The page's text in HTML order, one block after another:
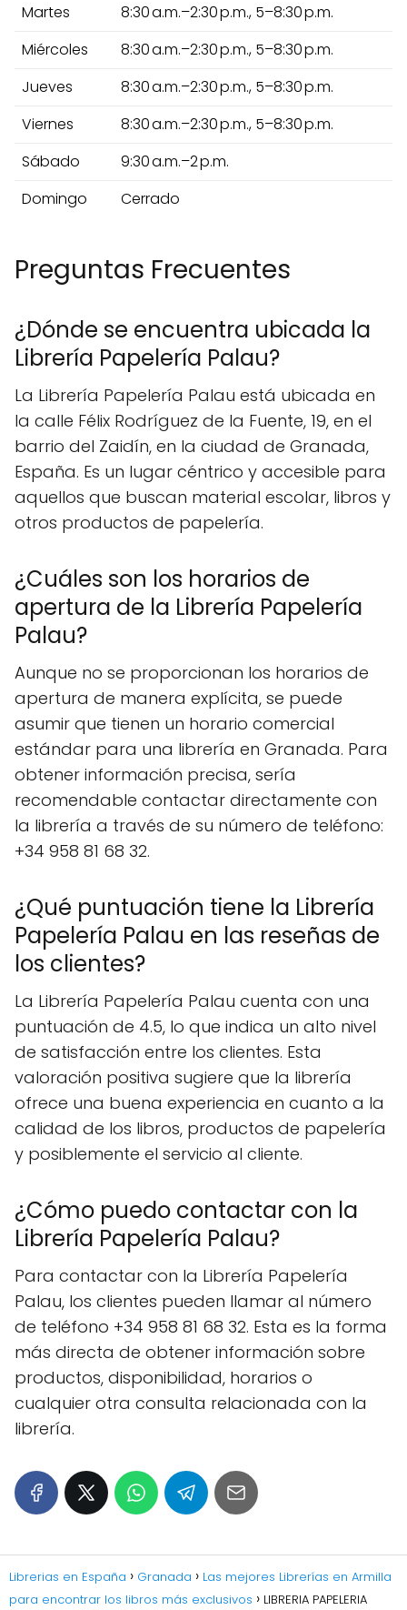
Martes
8:30 a.m.–2:30 p.m., 5–8:30 p.m.
Miércoles
8:30 a.m.–2:30 p.m., 5–8:30 p.m.
Jueves
8:30 a.m.–2:30 p.m., 5–8:30 p.m.
Viernes
8:30 a.m.–2:30 p.m., 5–8:30 p.m.
Sábado
9:30 a.m.–2 p.m.
Domingo
Cerrado
Preguntas Frecuentes
¿Dónde se encuentra ubicada la
Librería Papelería Palau?
La Librería Papelería Palau está ubicada en
la calle Félix Rodríguez de la Fuente, 19, en el
barrio del Zaidín, en la ciudad de Granada,
España. Es un lugar céntrico y accesible para
aquellos que buscan material escolar, libros y
otros productos de papelería.
¿Cuáles son los horarios de
apertura de la Librería Papelería
Palau?
Aunque no se proporcionan los horarios de
apertura de manera explícita, se puede
asumir que tienen un horario comercial
estándar para una librería en Granada. Para
obtener información precisa, sería
recomendable contactar directamente con
la librería a través de su número de teléfono:
+34 958 81 68 32.
¿Qué puntuación tiene la Librería
Papelería Palau en las reseñas de
los clientes?
La Librería Papelería Palau cuenta con una
puntuación de 4.5, lo que indica un alto nivel
de satisfacción entre los clientes. Esta
valoración positiva sugiere que la librería
ofrece una buena experiencia en cuanto a la
calidad de los libros, productos de papelería
y posiblemente el servicio al cliente.
¿Cómo puedo contactar con la
Librería Papelería Palau?
Para contactar con la Librería Papelería
Palau, los clientes pueden llamar al número
de teléfono +34 958 81 68 32. Esta es la forma
más directa de obtener información sobre
productos, disponibilidad, horarios o
cualquier otra consulta relacionada con la
librería.
Librerias en España Granada
Las mejores Librerías en Armilla
para encontrar los libros más exclusivos
LIBRERIA PAPELERIA